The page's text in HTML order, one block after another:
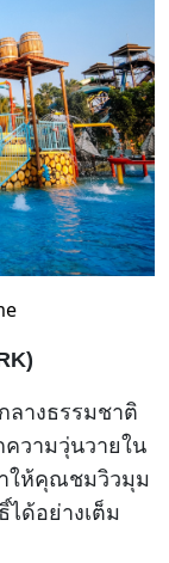
ลางธรรมชาติ
ความวุ่นวายใน
ให้คุณชมวิวมุม
ได้อย่างเต็ม